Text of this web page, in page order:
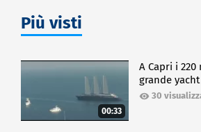
Più visti
00:33
A Capri i
grande
30